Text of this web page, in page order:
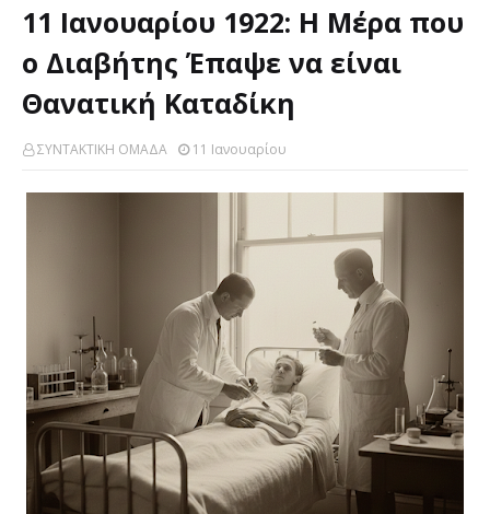
11 Ιανουαρίου 1922: Η Μέρα που
ο Διαβήτης Έπαψε να είναι
Θανατική Καταδίκη
ΣΥΝΤΑΚΤΙΚΗ ΟΜΑΔΑ 11 Ιανουαρίου